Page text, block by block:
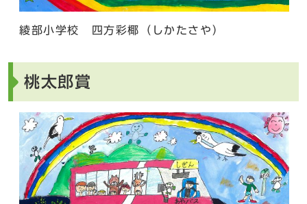
綾部小学校 四方彩椰（しかたさや）
桃太郎賞